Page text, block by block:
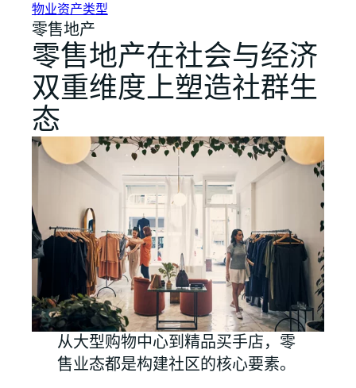
物业资产类型
零售地产
零售地产在社会与经济
双重维度上塑造社群生
态
从大型购物中心到精品买手店，零
售业态都是构建社区的核心要素。